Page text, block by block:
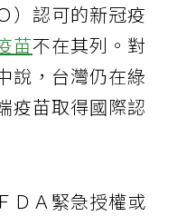
）認可的新冠疫
苗不在其列。對
說，台灣仍在綠
疫苗取得國際認
ＤＡ緊急授權或